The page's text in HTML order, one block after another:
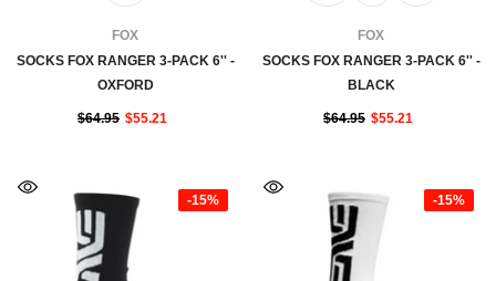
FOX
SOCKS FOX RANGER 3-PACK 6'' -
OXFORD
$64.95 $55.21
FOX
SOCKS FOX RANGER 3-PACK 6'' -
BLACK
$64.95 $55.21
-15% -15%